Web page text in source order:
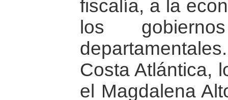
fiscalía, a la
los
Costa Atlántica,
el Magdalena